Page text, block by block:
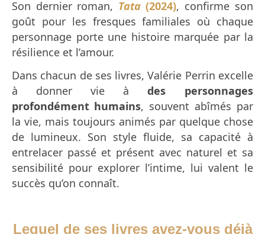
Son dernier roman, Tata (2024), confirme son
goût pour les fresques familiales où chaque
personnage porte une histoire marquée par la
résilience et l’amour.
Dans chacun de ses livres, Valérie Perrin excelle
à donner vie à des personnages
profondément humains, souvent abîmés par
la vie, mais toujours animés par quelque chose
de lumineux. Son style fluide, sa capacité à
entrelacer passé et présent avec naturel et sa
sensibilité pour explorer l’intime, lui valent le
succès qu’on connaît.
Lequel de ses livres avez-vous déjà